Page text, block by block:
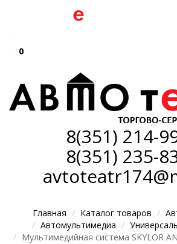
0
8(351) 214-
8(351) 235-
Главная Каталог товаров
Автомультимедиа
Мультимедийная система SKYLOR